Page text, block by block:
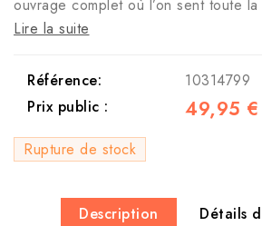
ouvrage complet où l’on sent toute la
Lire la suite
Référence:
10314799
Prix public :
49,95 €
Rupture de stock
Description Détails